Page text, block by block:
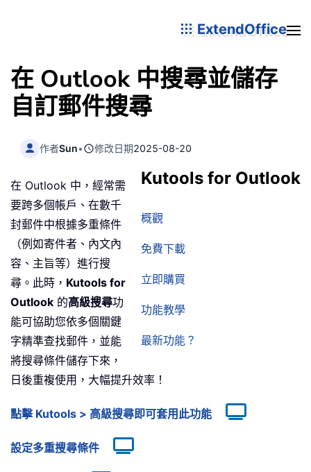
ExtendOffice
在 Outlook 中搜尋並儲存
自訂郵件搜尋
作者Sun• 修改日期2025-08-20
Kutools for Outlook
概觀
免費下載
立即購買
功能教學
最新功能？
在 Outlook 中，經常需
要跨多個帳戶、在數千
封郵件中根據多重條件
（例如寄件者、內文內
容、主旨等）進行搜
尋。此時， Kutools for
Outlook 的高級搜尋功
能可協助您依多個關鍵
字精準查找郵件，並能
將搜尋條件儲存下來，
日後重複使用，大幅提升效率！
點擊 Kutools > 高級搜尋即可套用此功能
設定多重搜尋條件